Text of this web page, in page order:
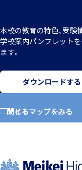
本校の教育の特色、受
学校案内パンフレット
ます。
ダウンロードする
サイトマップをみる
閉じる
MEIKEI